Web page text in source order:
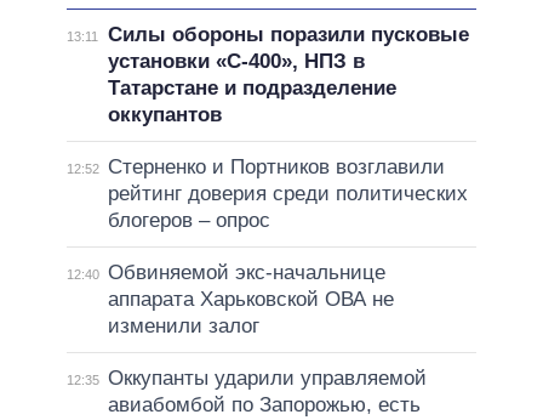
13:11
Силы обороны поразили пусковые
установки «С-400», НПЗ в
Татарстане и подразделение
оккупантов
12:52
Стерненко и Портников возглавили
рейтинг доверия среди политических
блогеров – опрос
12:40 Обвиняемой экс-начальнице
аппарата Харьковской ОВА не
изменили залог
12:35 Оккупанты ударили управляемой
авиабомбой по Запорожью, есть